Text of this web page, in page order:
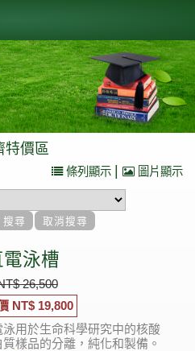
特價區
條列顯示 圖片顯示
電泳槽
26,500
NT$ 19,800
泳用於生命科學研究中的核酸
樣品的分離，純化和製備。